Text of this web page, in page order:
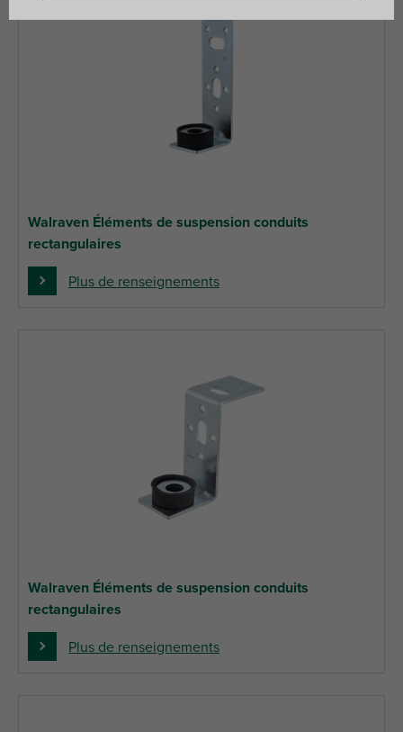
Walraven Éléments de suspension conduits
rectangulaires
Plus de renseignements
Walraven Éléments de suspension conduits
rectangulaires
Plus de renseignements